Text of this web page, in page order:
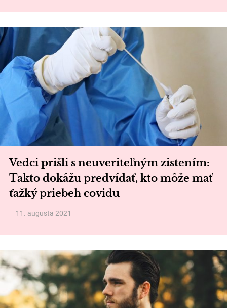
Vedci prišli s neuveriteľným zistením:
Takto dokážu predvídať, kto môže mať
ťažký priebeh covidu
11. augusta 2021